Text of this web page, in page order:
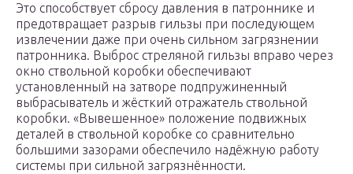
Это способствует сбросу давления в патроннике и
предотвращает разрыв гильзы при последующем
извлечении даже при очень сильном загрязнении
патронника. Выброс стреляной гильзы вправо через
окно ствольной коробки обеспечивают
установленный на затворе подпружиненный
выбрасыватель и жёсткий отражатель ствольной
коробки. «Вывешенное» положение подвижных
деталей в ствольной коробке со сравнительно
большими зазорами обеспечило надёжную работу
системы при сильной загрязнённости.